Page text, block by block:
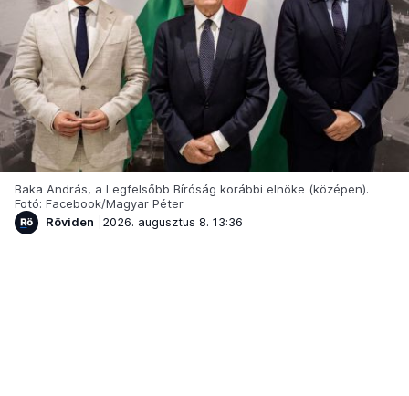
Baka András, a Legfelsőbb Bíróság korábbi elnöke (középen).
Fotó: Facebook/Magyar Péter
Röviden
2026. augusztus 8. 13:36